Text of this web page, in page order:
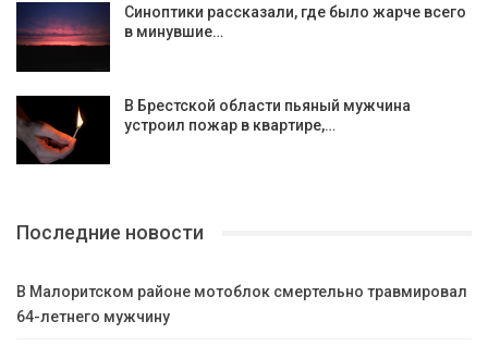
Синоптики рассказали, где было жарче всего
в минувшие…
В Брестской области пьяный мужчина
устроил пожар в квартире,…
Последние новости
В Малоритском районе мотоблок смертельно травмировал
64-летнего мужчину